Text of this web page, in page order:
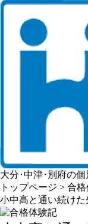
大分･中津･別府の
トップページ > 合
小中高と通い続けた